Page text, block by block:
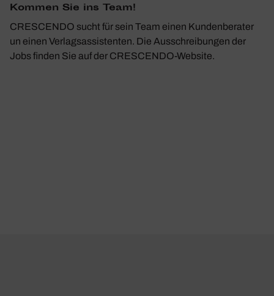
Kommen Sie ins Team!
CRESCENDO sucht für sein Team einen Kundenberater
un einen Verlagsassistenten. Die Ausschreibungen der
Jobs finden Sie auf der CRESCENDO-Website.